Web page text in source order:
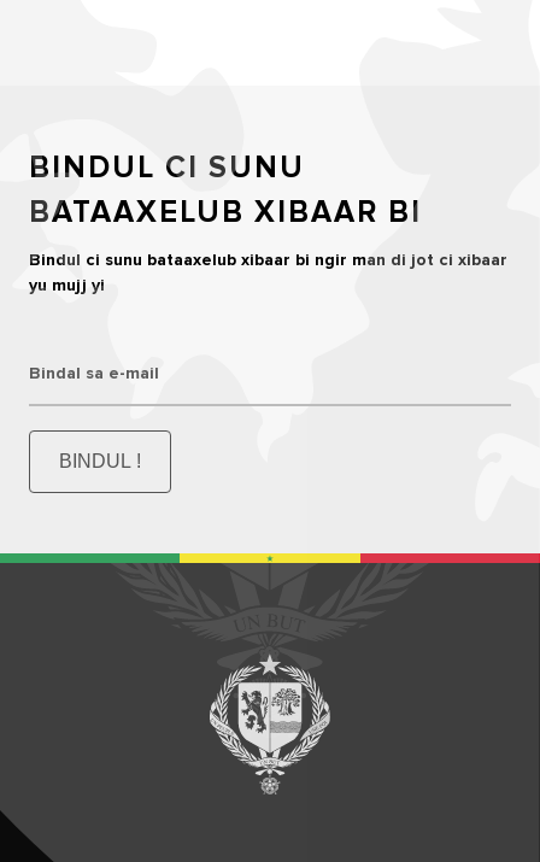
BINDUL CI SUNU
BATAAXELUB XIBAAR BI
Bindul ci sunu bataaxelub xibaar bi ngir man di jot ci xibaar
yu mujj yi
Bindal sa e-mail
BINDUL !